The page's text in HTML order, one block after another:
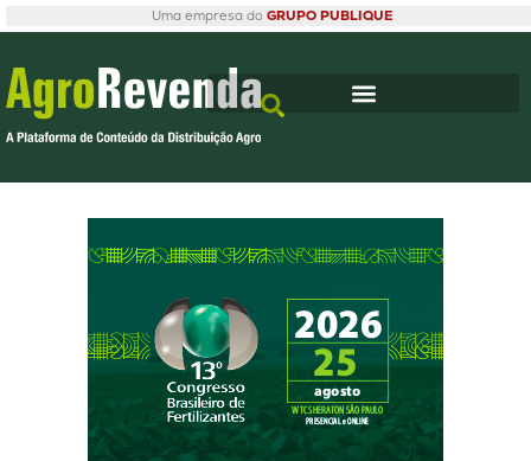
Uma empresa do GRUPO PUBLIQUE